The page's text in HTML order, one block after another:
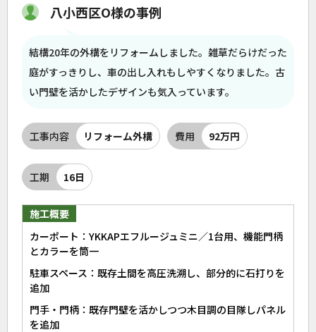
八小西区O様の事例
結構20年の外構をリフォームしました。雑草だらけだった
庭がすっきりし、車の出し入れもしやすくなりました。古
い門壁を活かしたデザインも気入っています。
工事内容 リフォーム外構 費用 92万円
工期 16日
施工概要
カーポート：YKKAPエフルージュミニ／1台用、機能門柄
とカラーを筒一
駐車スペース：既存土間を高圧洗溯し、部分的に石打りを
追加
門手・門柄：既存門壁を活かしつつ木目調の目隊しパネル
を追加